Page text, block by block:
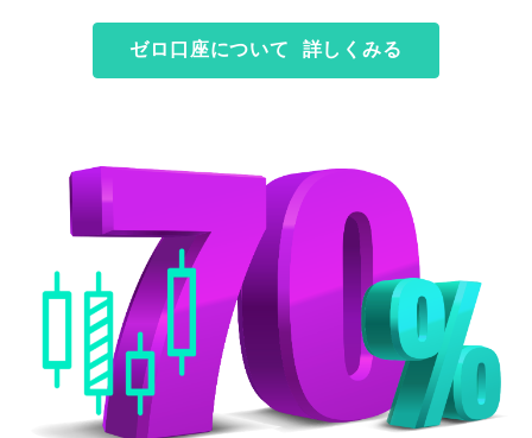
ゼロ口座について 詳しくみる